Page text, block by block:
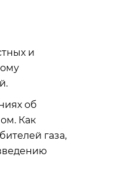
и
об
Как
газа,